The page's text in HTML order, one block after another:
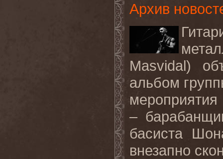
Архив
Masvidal)
альбом
мероприятия
–
басиста
внезапно